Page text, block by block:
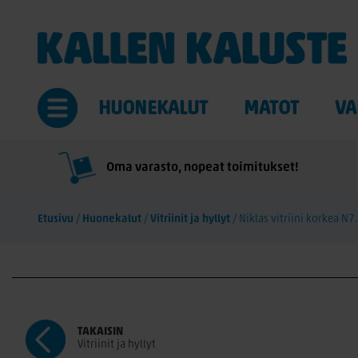
HUONEKALUT MATOT
Oma varasto, nopeat toimitukset!
Etusivu / Huonekalut / Vitriinit ja hyllyt / Niklas vitriini korkea
TAKAISIN
Vitriinit ja hyllyt